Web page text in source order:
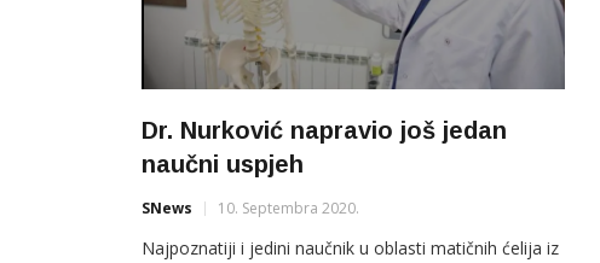
Dr. Nurković napravio još jedan
naučni uspjeh
SNews 10. Septembra 2020.
Najpoznatiji i jedini naučnik u oblasti matičnih ćelija iz